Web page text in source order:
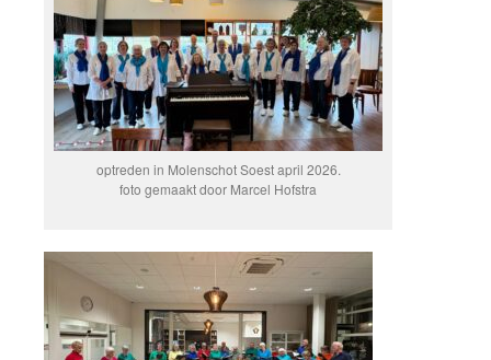
optreden in Molenschot Soest april 2026.
foto gemaakt door Marcel Hofstra